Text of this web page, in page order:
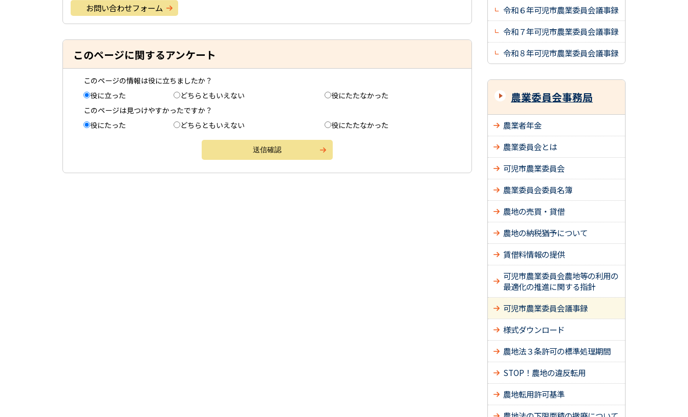
お問い合わせフォーム
このページに関するアンケート
このページの情報は役に立ちましたか？
役に立った
どちらともいえない
役にたたなかった
このページは見つけやすかったですか？
役にたった
どちらともいえない 役にたたなかった
令和６年可児市農業委員会議事録
令和７年可児市農業委員会議事録
令和８年可児市農業委員会議事録
農業委員会事務局
農業者年金
農業委員会とは
可児市農業委員会
農業委員会委員名簿
農地の売買・貸借
農地の納税猶予について
賃借料情報の提供
可児市農業委員会農地等の利用の
最適化の推進に関する指針
可児市農業委員会議事録
様式ダウンロード
農地法３条許可の標準処理期間
STOP！農地の違反転用
農地転用許可基準